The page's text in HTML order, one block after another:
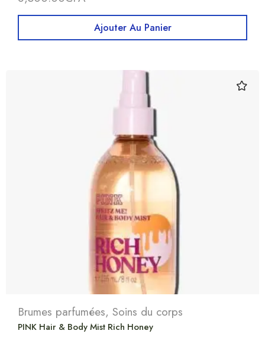
Ajouter Au Panier
Brumes parfumées, Soins du corps
PINK Hair & Body Mist Rich Honey